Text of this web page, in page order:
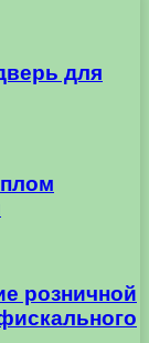
для
розничной